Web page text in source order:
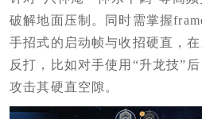
破解地面压制。同时需掌握
手招式的启动帧与收招硬直，
反打，比如对手使用“升龙技”
攻击其硬直空隙。